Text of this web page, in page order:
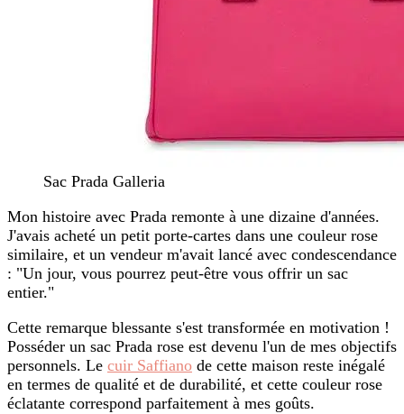
Sac Prada Galleria
Mon histoire avec Prada remonte à une dizaine d'années.
J'avais acheté un petit porte-cartes dans une couleur rose
similaire, et un vendeur m'avait lancé avec condescendance
: "Un jour, vous pourrez peut-être vous offrir un sac
entier."
Cette remarque blessante s'est transformée en motivation !
Posséder un sac Prada rose est devenu l'un de mes objectifs
personnels. Le cuir Saffiano de cette maison reste inégalé
en termes de qualité et de durabilité, et cette couleur rose
éclatante correspond parfaitement à mes goûts.